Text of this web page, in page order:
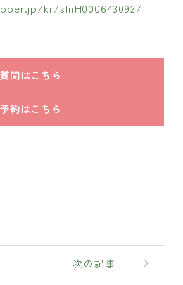
kr/slnH000643092/
問はこちら
約はこちら
次の記事